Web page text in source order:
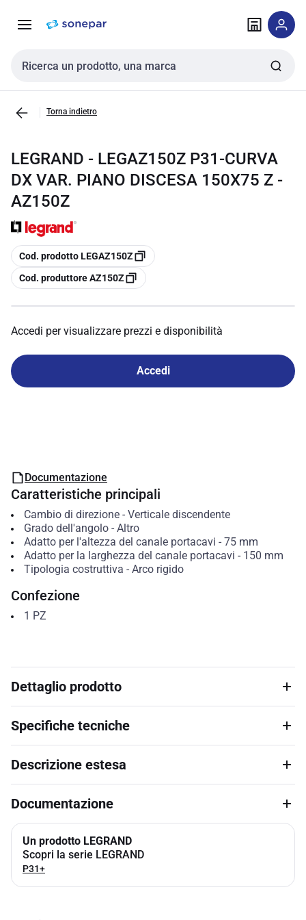
navigazione alla
Cerca input
Torna indietro
LEGRAND - LEGAZ150Z P31-CURVA
DX VAR. PIANO DISCESA 150X75 Z -
AZ150Z
copia
Cod. prodotto LEGAZ150Z
copia
Cod. produttore AZ150Z
Accedi per visualizzare prezzi e disponibilità
Accedi
Documentazione
Caratteristiche principali
Cambio di direzione- Verticale discendente
Grado dell'angolo- Altro
Adatto per l'altezza del canale portacavi - 75 mm
Adatto per la larghezza del canale portacavi - 150 mm
Tipologia costruttiva - Arco rigido
Confezione
1 PZ
Dettaglio prodotto
Specifiche tecniche
Descrizione estesa
Documentazione
Un prodotto LEGRAND
Scopri la serie LEGRAND
P31+